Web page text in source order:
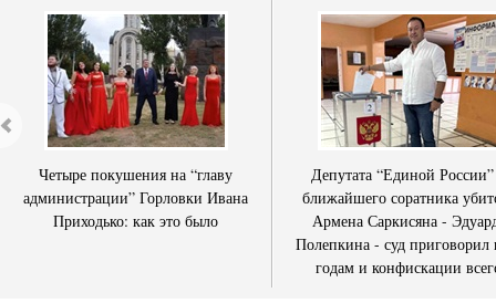
Четыре покушения на “главу
администрации” Горловки Ивана
Приходько: как это было
Депутата “Единой
ближайшего соратника
Армена Саркисяна -
Полепкина - суд приговорил
годам и конфискации